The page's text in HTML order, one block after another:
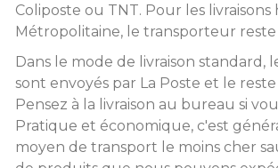
Coliposte ou TNT. Pour les livraisons
Métropolitaine, le transporteur reste
Dans le mode de livraison standard,
sont envoyés par La Poste et le
Pensez à la livraison au bureau si
Pratique et économique, c'est
moyen de transport le moins cher